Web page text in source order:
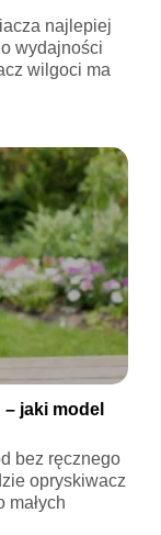
najlepiej
wydajności
wilgoci ma
jaki model
bez ręcznego
opryskiwacz
małych